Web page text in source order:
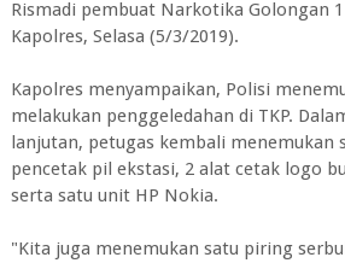
Rismadi pembuat Narkotika Golongan
Kapolres, Selasa (5/3/2019).
Kapolres menyampaikan, Polisi
melakukan penggeledahan di TKP.
lanjutan, petugas kembali menemukan
pencetak pil ekstasi, 2 alat cetak logo
serta satu unit HP Nokia.
"Kita juga menemukan satu piring